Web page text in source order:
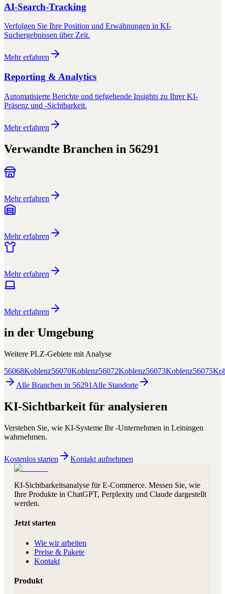
AI-Search-Tracking
Verfolgen Sie Ihre Position und Erwähnungen in KI-
Suchergebnissen über Zeit.
Mehr erfahren
Reporting & Analytics
Automatisierte Berichte und tiefgehende Insights zu Ihrer KI-
Präsenz und -Sichtbarkeit.
Mehr erfahren
Verwandte Branchen in 56291
Mehr erfahren
Mehr erfahren
Mehr erfahren
Mehr erfahren
in der Umgebung
Weitere PLZ-Gebiete mit Analyse
56068Koblenz56070Koblenz56072Koblenz56073Koblenz56075
Alle Branchen in 56291 Alle Standorte
KI-Sichtbarkeit für analysieren
Verstehen Sie, wie KI-Systeme Ihr-Unternehmen in Leiningen
wahrnehmen.
Kostenlos starten Kontakt aufnehmen
KI-Sichtbarkeitsanalyse für E-Commerce. Messen Sie, wie
Ihre Produkte in ChatGPT, Perplexity und Claude dargestellt
werden.
Jetzt starten
Wie wir arbeiten
Preise & Pakete
Kontakt
Produkt